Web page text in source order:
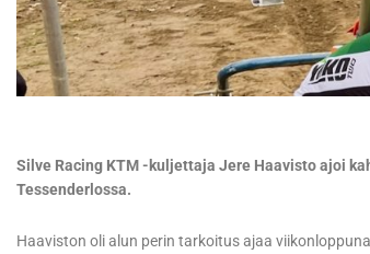
Silve Racing KTM -kuljettaja Jere Haavisto ajoi
Tessenderlossa.
Haaviston oli alun perin tarkoitus ajaa